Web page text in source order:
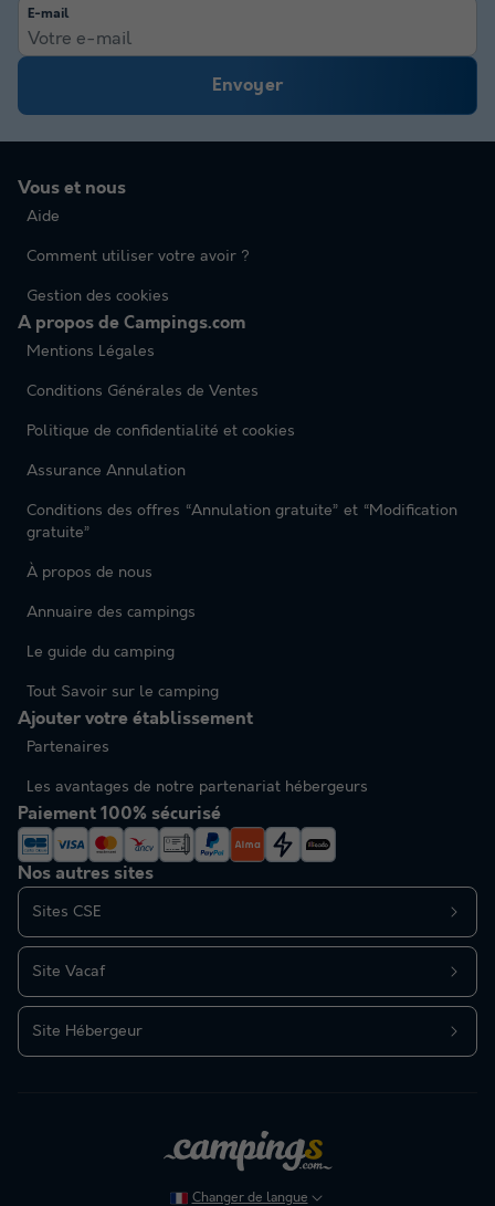
E-mail
Envoyer
Nos autres sites
Sites CSE
Site Vacaf
Site Hébergeur
Vous et nous
Aide
Comment utiliser votre avoir ?
Gestion des cookies
A propos de Campings.com
Mentions Légales
Conditions Générales de Ventes
Politique de confidentialité et cookies
Assurance Annulation
Conditions des offres “Annulation gratuite” et “Modification
gratuite”
À propos de nous
Annuaire des campings
Le guide du camping
Tout Savoir sur le camping
Ajouter votre établissement
Partenaires
Les avantages de notre partenariat hébergeurs
Paiement 100% sécurisé
Changer de langue